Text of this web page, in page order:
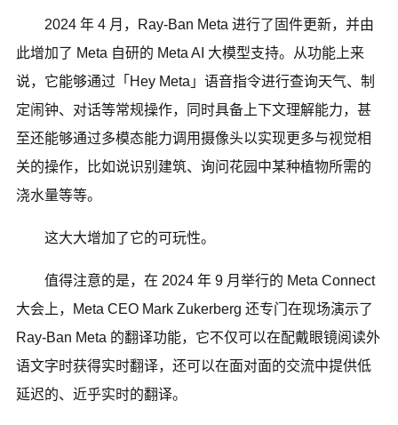
2024 年 4 月，Ray-Ban Meta 进行了固件更新，并由
此增加了 Meta 自研的 Meta AI 大模型支持。从功能上来
说，它能够通过「Hey Meta」语音指令进行查询天气、制
定闹钟、对话等常规操作，同时具备上下文理解能力，甚
至还能够通过多模态能力调用摄像头以实现更多与视觉相
关的操作，比如说识别建筑、询问花园中某种植物所需的
浇水量等等。
这大大增加了它的可玩性。
值得注意的是，在 2024 年 9 月举行的 Meta Connect
大会上，Meta CEO Mark Zukerberg 还专门在现场演示了
Ray-Ban Meta 的翻译功能，它不仅可以在配戴眼镜阅读外
语文字时获得实时翻译，还可以在面对面的交流中提供低
延迟的、近乎实时的翻译。